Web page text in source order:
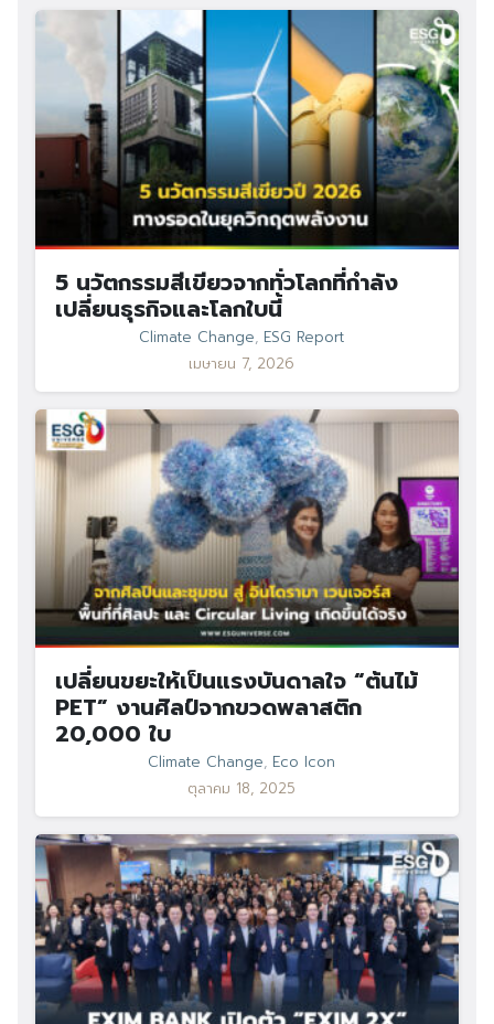
5 นวัตกรรมสีเขียวจากทั่วโลกที่กำลัง
เปลี่ยนธุรกิจและโลกใบนี้
Climate Change, ESG Report
เมษายน 7, 2026
เปลี่ยนขยะให้เป็นแรงบันดาลใจ “ต้นไม้
PET” งานศิลป์จากขวดพลาสติก
20,000 ใบ
Climate Change, Eco Icon
ตุลาคม 18, 2025